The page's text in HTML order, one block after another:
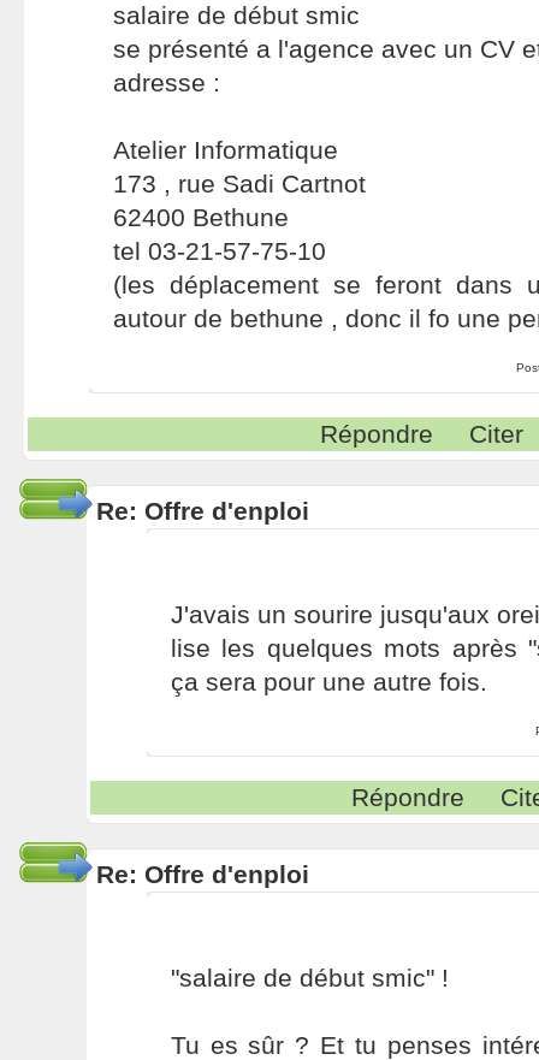
salaire de début smic
se présenté a l'agence avec un CV
adresse :
Atelier Informatique
173 , rue Sadi Cartnot
62400 Bethune
tel 03-21-57-75-10
(les déplacement se feront dans
autour de bethune , donc il fo une
Répondre Citer
Re: Offre d'enploi
J'avais un sourire jusqu'aux
lise les quelques mots après
ça sera pour une autre fois.
Répondre
Re: Offre d'enploi
"salaire de début smic" !
Tu es sûr ? Et tu penses